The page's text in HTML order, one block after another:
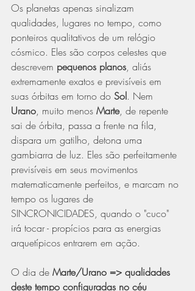
Os planetas apenas sinalizam
qualidades, lugares no tempo, como
ponteiros qualitativos de um relógio
cósmico. Eles são corpos celestes que
descrevem pequenos planos, aliás
extremamente exatos e previsíveis em
suas órbitas em torno do Sol. Nem
Urano, muito menos Marte, de repente
sai de órbita, passa a frente na fila,
dispara um gatilho, detona uma
gambiarra de luz. Eles são perfeitamente
previsíveis em seus movimentos
matematicamente perfeitos, e marcam no
tempo os lugares de
SINCRONICIDADES, quando o "cuco"
irá tocar - propícios para as energias
arquetípicos entrarem em ação.
O dia de Marte/Urano => qualidades
deste tempo configuradas no céu